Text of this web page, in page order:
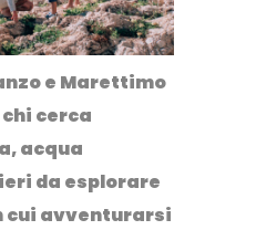
e Marettimo
cerca
acqua
da esplorare
cui avventurarsi